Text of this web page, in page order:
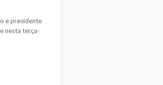
e presidente
nesta terça-